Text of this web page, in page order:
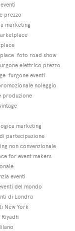
prezzo
marketing
foto road show
elettrico prezzo
furgone eventi
noleggio
produzione
marketing
partecipazione
non convenzionale
for event makers
eventi
del mondo
di Londra
New York